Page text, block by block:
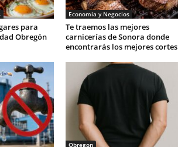
para
Obregón
Economia y Negocios
Te traemos las mejores
carnicerías de Sonora donde
encontrarás los mejores cortes
Obregon